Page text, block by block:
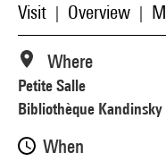
Visit Overview
Where
Petite Salle
Bibliothèque Kandinsky
When